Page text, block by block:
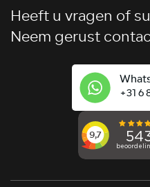
Wasboxen
Carwash
Heeft u vragen of
Neem gerust
+31 6